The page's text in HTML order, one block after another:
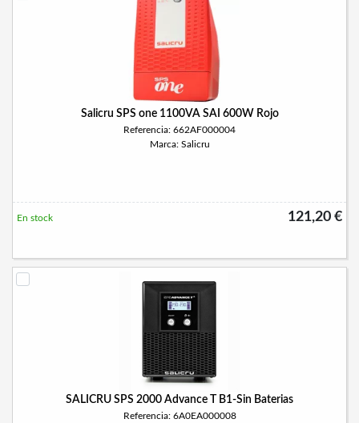
Salicru SPS one 1100VA SAI 600W Rojo
Referencia: 662AF000004
Marca: Salicru
121,20 €
En stock
SALICRU SPS 2000 Advance T B1-Sin Baterias
Referencia: 6A0EA000008